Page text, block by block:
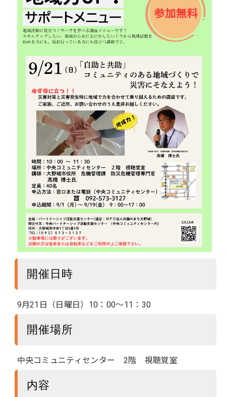
開催日時
9月21日（日曜日）10：00～11：30
開催場所
中央コミュニティセンター 2階 視聴覚室
内容